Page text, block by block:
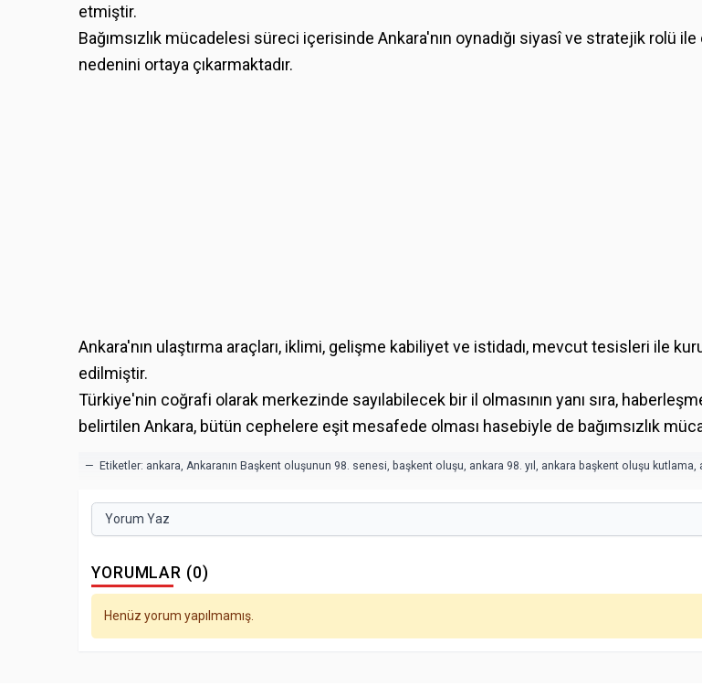
etmiştir.
Bağımsızlık mücadelesi süreci içerisinde Ankara'nın oynadığı siyasî ve stratejik rolü ile
nedenini ortaya çıkarmaktadır.
Ankara'nın ulaştırma araçları, iklimi, gelişme kabiliyet ve istidadı, mevcut tesisleri ile
edilmiştir.
Türkiye'nin coğrafi olarak merkezinde sayılabilecek bir il olmasının yanı sıra,
belirtilen Ankara, bütün cephelere eşit mesafede olması hasebiyle de bağımsızlık
— Etiketler: ankara Ankaranın Başkent oluşunun 98. senesi başkent oluşu ankara 98. yıl ankara başkent oluşu kutlama
Yorum Yaz
YORUMLAR (0)
Henüz yorum yapılmamış.